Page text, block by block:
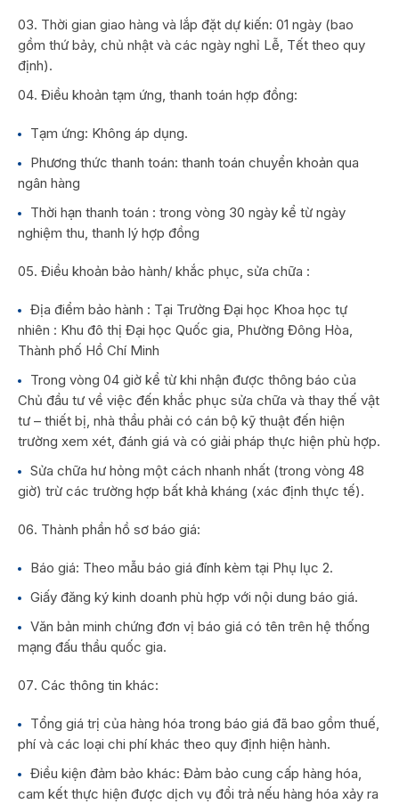
Thời gian giao hàng và lắp đặt dự kiến: 01 ngày (bao
gồm thứ bảy, chủ nhật và các ngày nghỉ Lễ, Tết theo quy
định).
Điều khoản tạm ứng, thanh toán hợp đồng:
Tạm ứng: Không áp dụng.
Phương thức thanh toán: thanh toán chuyển khoản qua
ngân hàng
Thời hạn thanh toán : trong vòng 30 ngày kể từ ngày
nghiệm thu, thanh lý hợp đồng
Điều khoản bảo hành/ khắc phục, sửa chữa :
Địa điểm bảo hành : Tại Trường Đại học Khoa học tự
nhiên : Khu đô thị Đại học Quốc gia, Phường Đông Hòa,
Thành phố Hồ Chí Minh
Trong vòng 04 giờ kể từ khi nhận được thông báo của
Chủ đầu tư về việc đến khắc phục sửa chữa và thay thế vật
tư – thiết bị, nhà thầu phải có cán bộ kỹ thuật đến hiện
trường xem xét, đánh giá và có giải pháp thực hiện phù hợp.
Sửa chữa hư hỏng một cách nhanh nhất (trong vòng 48
giờ) trừ các trường hợp bất khả kháng (xác định thực tế).
Thành phần hồ sơ báo giá:
Báo giá: Theo mẫu báo giá đính kèm tại Phụ lục 2.
Giấy đăng ký kinh doanh phù hợp với nội dung báo giá.
Văn bản minh chứng đơn vị báo giá có tên trên hệ thống
mạng đấu thầu quốc gia.
Các thông tin khác:
Tổng giá trị của hàng hóa trong báo giá đã bao gồm thuế,
phí và các loại chi phí khác theo quy định hiện hành.
Điều kiện đảm bảo khác: Đảm bảo cung cấp hàng hóa,
cam kết thực hiện được dịch vụ đổi trả nếu hàng hóa xảy ra